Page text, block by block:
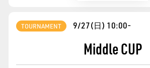
TOURNAMENT 9/27(日) 10:00-
Middle CUP